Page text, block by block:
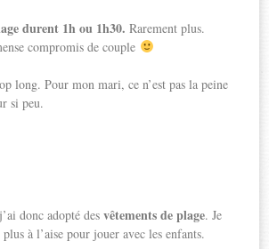
durent 1h ou 1h30. Rarement plus.
compromis de couple
long. Pour mon mari, ce n’est pas la peine
si peu.
donc adopté desvêtements de plage. Je
plus à l’aise pour jouer avec les enfants.